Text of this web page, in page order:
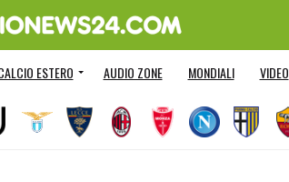
ESTERO AUDIO ZONE MONDIALI VIDEO